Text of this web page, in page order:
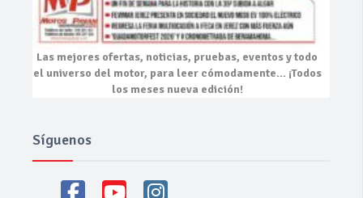
Las mejores ofertas, noticias, pruebas, eventosy todo
el universo del motor, para leer cómodamente… ¡Todos
los meses nueva edición!
Síguenos